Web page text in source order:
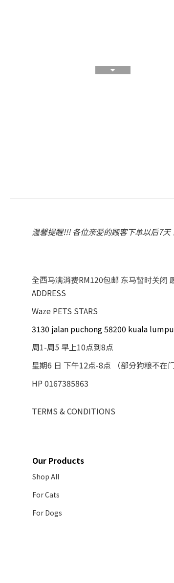
温馨提醒!!! 各位亲爱的顾客下单以后7
全西马满消费RM120包邮 东马暂时关
ADDRESS
Waze PETS STARS
3130 jalan puchong 58200 kuala
周1-周5 早上10点到8点
星期6 日 下午12点-8点 （部分狗粮不在
HP 0167385863
TERMS & CONDITIONS
Our Products
Shop All
For Cats
For Dogs